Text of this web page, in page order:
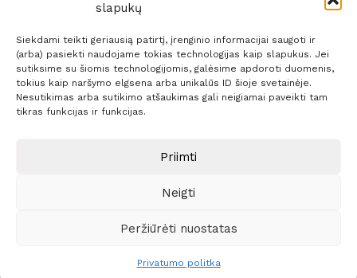
slapukų
Siekdami teikti geriausią patirtį, įrenginio informacijai saugoti ir
(arba) pasiekti naudojame tokias technologijas kaip slapukus. Jei
sutiksime su šiomis technologijomis, galėsime apdoroti duomenis,
tokius kaip naršymo elgsena arba unikalūs ID šioje svetainėje.
Nesutikimas arba sutikimo atšaukimas gali neigiamai paveikti tam
tikras funkcijas ir funkcijas.
Priimti
Neigti
Peržiūrėti nuostatas
Privatumo politka
0 SHARES
Prenumerata Reklama
Sprendimas:ITBrolis